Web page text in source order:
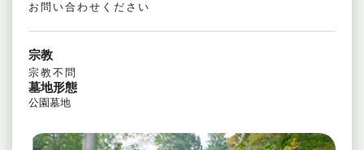
お問い合わせください
宗教
宗教不問
墓地形態
公園墓地